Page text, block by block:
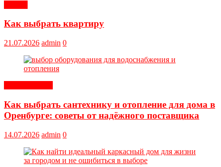
Как выбрать квартиру
21.07.2026 admin 0
Как выбрать сантехнику и отопление для дома в
Оренбурге: советы от надёжного поставщика
14.07.2026 admin 0